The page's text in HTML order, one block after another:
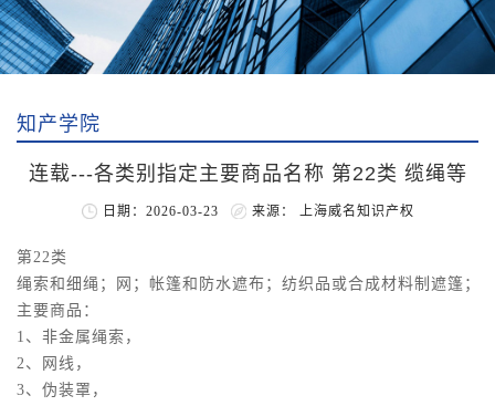
知产学院
连载---各类别指定主要商品名称 第22类 缆绳等
日期：2026-03-23 来源： 上海威名知识产权
第22类
绳索和细绳；网；帐篷和防水遮布；纺织品或合成材料制遮篷；
主要商品：
1、非金属绳索，
2、网线，
3、伪装罩，